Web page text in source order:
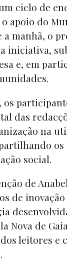
ciclo de
apoio do
manhã, o
iniciativa,
e, em
os
das
na
os
social.
de
de
Nova de
leitores e